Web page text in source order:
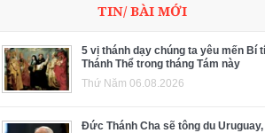
TIN/ BÀI MỚI
5 vị thánh dạy chúng ta yêu mến Bí
Thánh Thể trong tháng Tám này
Thứ Năm 06.08.2026
Đức Thánh Cha sẽ tông du Uruguay,